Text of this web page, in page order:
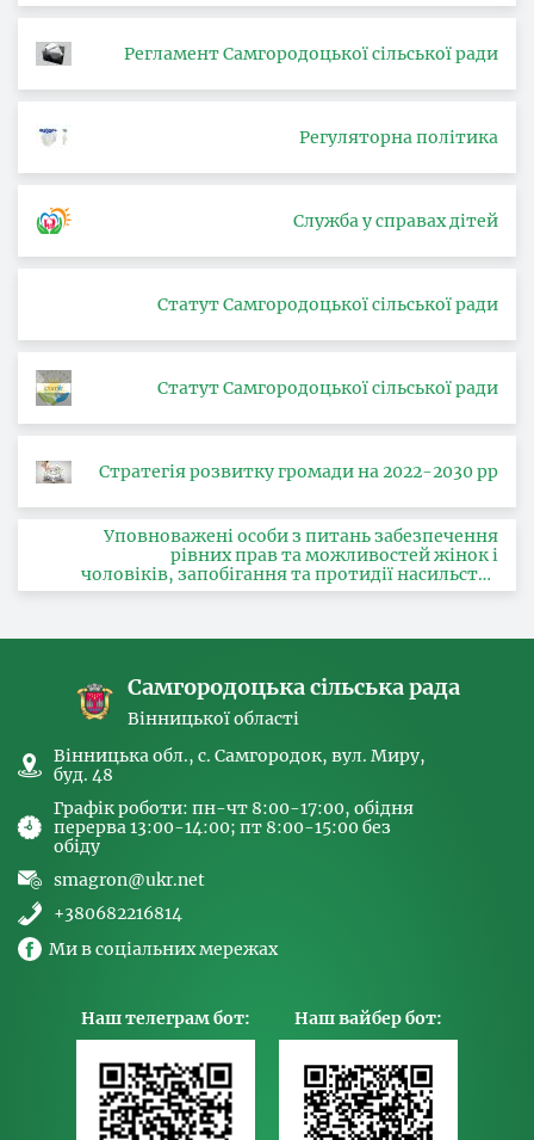
Регламент Самгородоцької сільської ради
Регуляторна політика
Служба у справах дітей
Статут Самгородоцької сільської ради
Статут Самгородоцької сільської ради
Стратегія розвитку громади на 2022-2030 рр
Уповноважені особи з питань забезпечення
рівних прав та можливостей жінок і
чоловіків, запобігання та протидії насильству
за ознакою статі, з питань здійснення заходів,
Самгородоцька сільська рада
Вінницької області
Вінницька обл., с. Самгородок, вул. Миру,
буд. 48
Графік роботи: пн-чт 8:00-17:00, обідня
перерва 13:00-14:00; пт 8:00-15:00 без
обіду
smagron@ukr.net
+380682216814
Ми в соціальних мережах
Наш телеграм бот: Наш вайбер бот: